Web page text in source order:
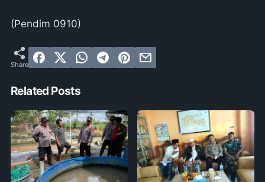
(Pendim 0910)
Related Posts